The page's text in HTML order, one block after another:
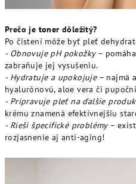
Prečo je toner dôležitý?
Po čistení môže byť pleť
- Obnovuje pH pokožky–
zabraňuje jej vysušeniu.
- Hydratuje a upokojuje– najmä
hyalurónovú, aloe vera či
- Pripravuje pleť na ďalšie
krému znamená efektívnejšiu
- Rieši špecifické problémy–
rozjasnenie aj anti-aging!